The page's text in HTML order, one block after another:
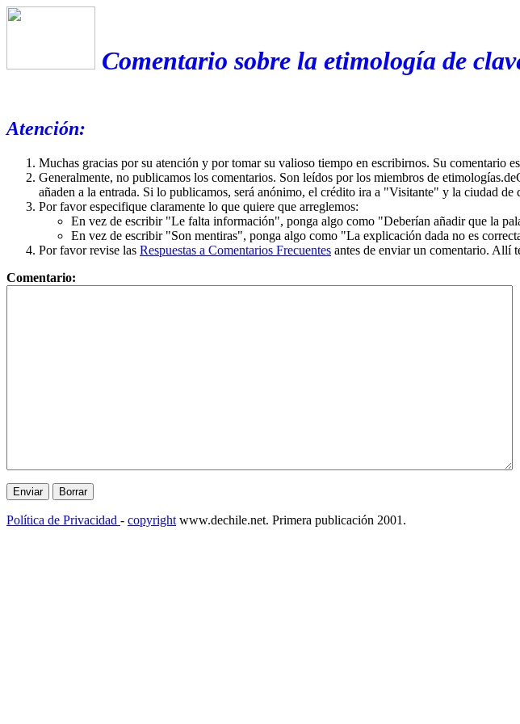
Comentario sobre la etimología de
Atención:
Muchas gracias por su atención y por tomar su valioso tiempo en escribirnos. Su comentario
Generalmente, no publicamos los comentarios. Son leídos por los miembros de
añaden a la entrada. Si lo publicamos, será anónimo, el crédito ira a "Visitante" y la ciudad de
Por favor especifique claramente lo que quiere que arreglemos:
En vez de escribir "Le falta información", ponga algo como "Deberían añadir que la
En vez de escribir "Son mentiras", ponga algo como "La explicación dada no es
Por favor revise las Respuestas a Comentarios Frecuentes antes de enviar un comentario. Allí
Comentario:
Política de Privacidad - copyright www.dechile.net. Primera publicación 2001.